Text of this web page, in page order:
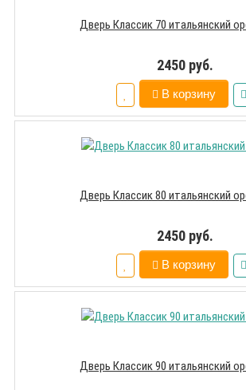
Дверь Классик 70 итальянский
2450 руб.
В корзину
Дверь Классик 80 итальянский
2450 руб.
В корзину
Дверь Классик 90 итальянский